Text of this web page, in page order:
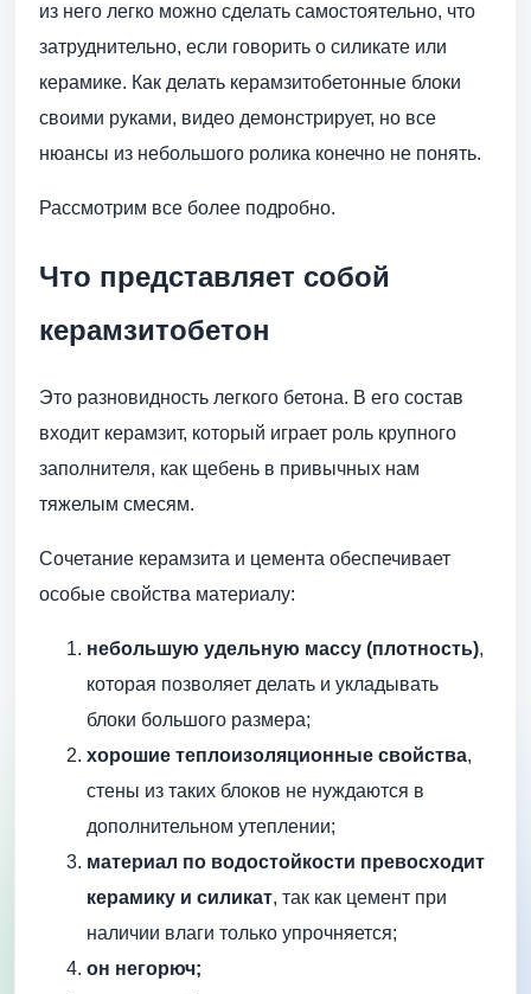
из него легко можно сделать самостоятельно, что
затруднительно, если говорить о силикате или
керамике. Как делать керамзитобетонные блоки
своими руками, видео демонстрирует, но все
нюансы из небольшого ролика конечно не понять.
Рассмотрим все более подробно.
Что представляет собой
керамзитобетон
Это разновидность легкого бетона. В его состав
входит керамзит, который играет роль крупного
заполнителя, как щебень в привычных нам
тяжелым смесям.
Сочетание керамзита и цемента обеспечивает
особые свойства материалу:
небольшую удельную массу (плотность),
которая позволяет делать и укладывать
блоки большого размера;
хорошие теплоизоляционные свойства,
стены из таких блоков не нуждаются в
дополнительном утеплении;
материал по водостойкости превосходит
керамику и силикат, так как цемент при
наличии влаги только упрочняется;
он негорюч;